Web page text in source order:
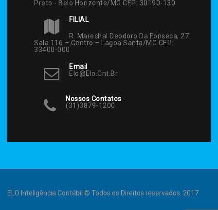
Preto - Belo Horizonte/MG CEP: 30190-130
FILIAL
R. Marechal Deodoro Da Fonseca, 27
Sala 116 – Centro – Lagoa Santa/MG CEP:
33400-000
Email
Elo@elo.cnt.br
Nossos Contatos
(31)3879-1200
ELO Inteligência Contábil © Todos os Direitos reservados. 2017